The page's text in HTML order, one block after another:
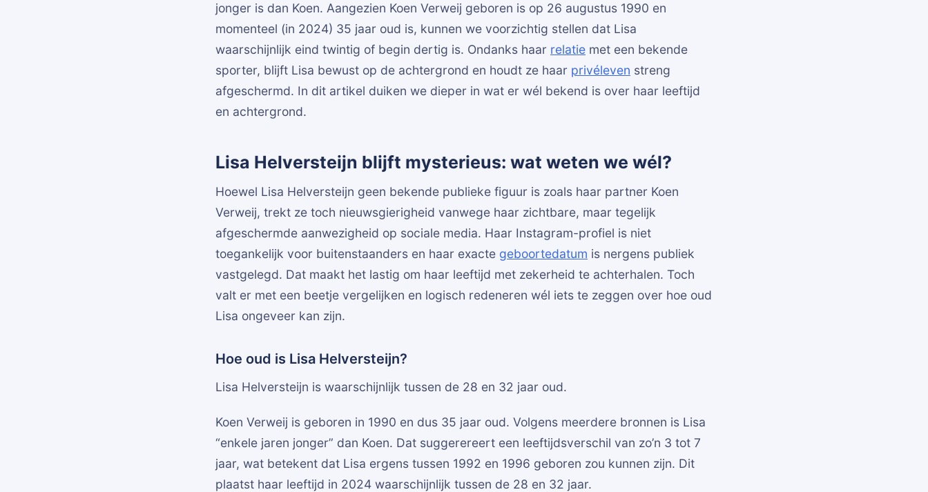
jonger is dan Koen. Aangezien Koen Verweij geboren is op 26 augustus 1990 en
momenteel (in 2024) 35 jaar oud is, kunnen we voorzichtig stellen dat Lisa
waarschijnlijk eind twintig of begin dertig is. Ondanks haar relatie met een bekende
sporter, blijft Lisa bewust op de achtergrond en houdt ze haar privéleven streng
afgeschermd. In dit artikel duiken we dieper in wat er wél bekend is over haar leeftijd
en achtergrond.
Lisa Helversteijn blijft mysterieus: wat weten we wél?
Hoewel Lisa Helversteijn geen bekende publieke figuur is zoals haar partner Koen
Verweij, trekt ze toch nieuwsgierigheid vanwege haar zichtbare, maar tegelijk
afgeschermde aanwezigheid op sociale media. Haar Instagram-profiel is niet
toegankelijk voor buitenstaanders en haar exacte geboortedatum is nergens publiek
vastgelegd. Dat maakt het lastig om haar leeftijd met zekerheid te achterhalen. Toch
valt er met een beetje vergelijken en logisch redeneren wél iets te zeggen over hoe oud
Lisa ongeveer kan zijn.
Hoe oud is Lisa Helversteijn?
Lisa Helversteijn is waarschijnlijk tussen de 28 en 32 jaar oud.
Koen Verweij is geboren in 1990 en dus 35 jaar oud. Volgens meerdere bronnen is Lisa
“enkele jaren jonger” dan Koen. Dat suggerereert een leeftijdsverschil van zo’n 3 tot 7
jaar, wat betekent dat Lisa ergens tussen 1992 en 1996 geboren zou kunnen zijn. Dit
plaatst haar leeftijd in 2024 waarschijnlijk tussen de 28 en 32 jaar.